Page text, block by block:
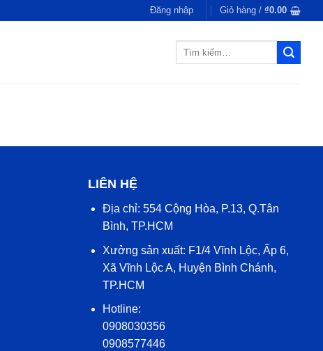
Đăng nhập Giỏ hàng / ₫0.00
Tìm
LIÊN HỆ
Địa chỉ: 554 Cộng Hòa, P.13, Q.Tân
Bình, TP.HCM
Xưởng sản xuất: F1/4 Vĩnh Lộc, Ấp 6,
Xã Vĩnh Lộc A, Huyện Bình Chánh,
TP.HCM
Hotline:
0908030356
0908577446